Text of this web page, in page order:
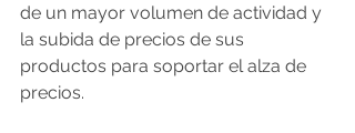
de un mayor volumen de actividad y
la subida de precios de sus
productos para soportar el alza de
precios.